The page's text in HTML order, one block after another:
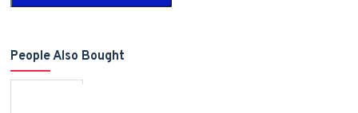
People Also Bought